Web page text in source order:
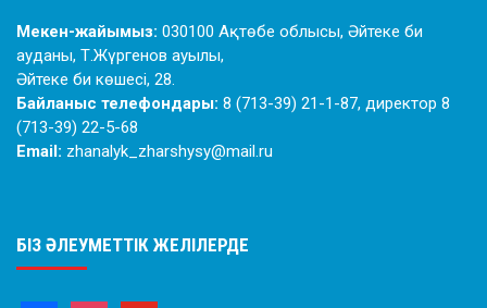
Мекен-жайымыз: 030100 Ақтөбе облысы, Әйтеке би
ауданы, Т.Жүргенов ауылы,
Әйтеке би көшесі, 28.
Байланыс телефондары: 8 (713-39) 21-1-87, директор 8
(713-39) 22-5-68
Email: zhanalyk_zharshysy@mail.ru
БІЗ ӘЛЕУМЕТТІК ЖЕЛІЛЕРДЕ